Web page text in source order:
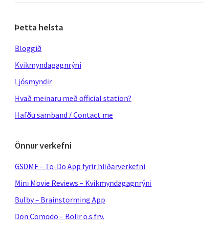
Þetta helsta
Bloggið
Kvikmyndagagnrýni
Ljósmyndir
Hvað meinaru með official station?
Hafðu samband / Contact me
Önnur verkefni
GSDMF – To-Do App fyrir hliðarverkefni
Mini Movie Reviews – Kvikmyndagagnrýni
Bulby – Brainstorming App
Don Comodo – Bolir o.s.frv.